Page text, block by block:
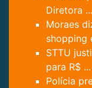
Diretora ...
Moraes
shopping
STTU
para R$ ...
Polícia